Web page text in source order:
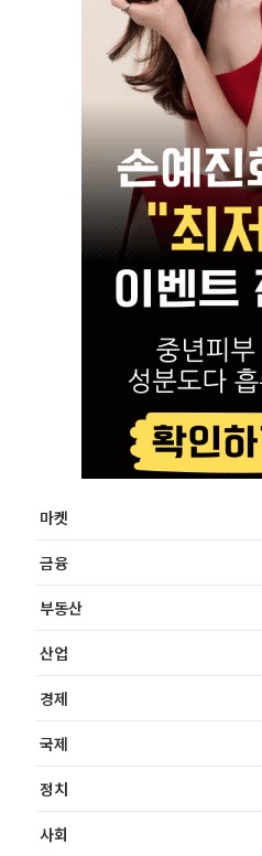
마켓
금융
부동산
산업
경제
국제
정치
사회